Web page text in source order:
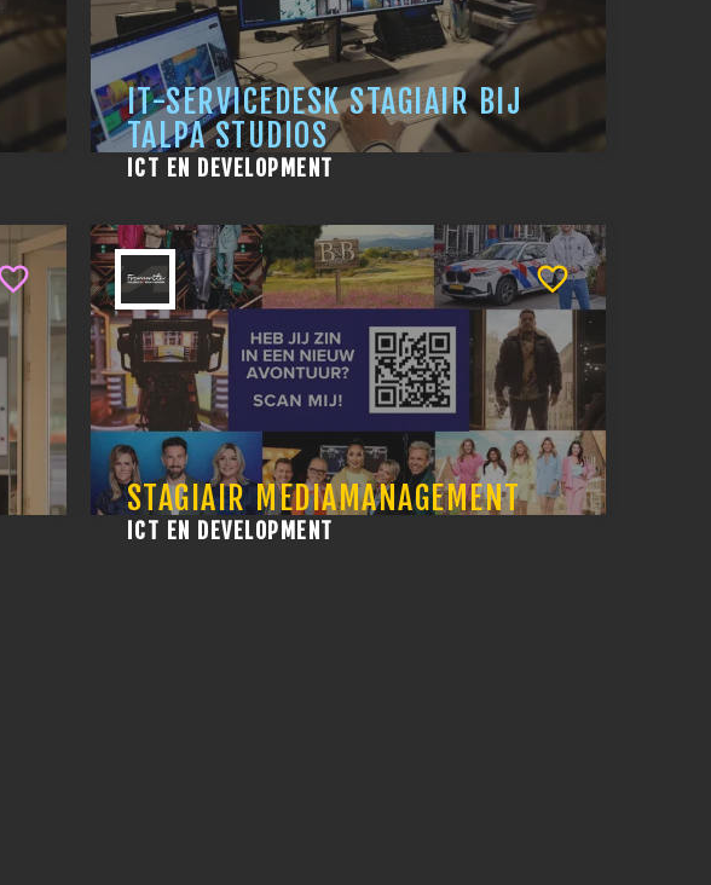
IT-SERVICEDESK STAGIAIR BIJ
TALPA STUDIOS
ICT EN DEVELOPMENT
STAGIAIR MEDIAMANAGEMENT
ICT EN DEVELOPMENT